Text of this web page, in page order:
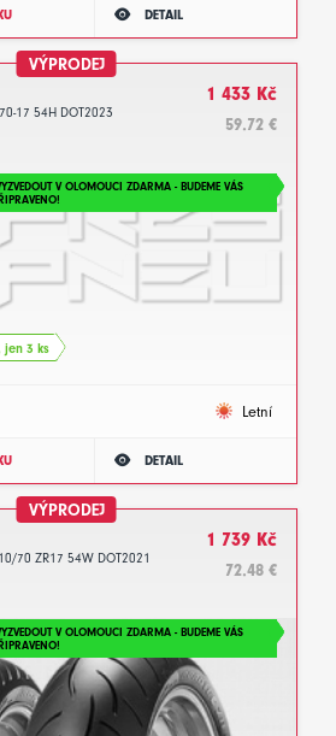
DETAIL
VÝPRODEJ
17 54H DOT2023
1 433 Kč
59.72 €
V OLOMOUCI ZDARMA - BUDEME VÁS
jen 3 ks
Letní
DETAIL
VÝPRODEJ
70 ZR17 54W DOT2021
1 739 Kč
72.48 €
V OLOMOUCI ZDARMA - BUDEME VÁS